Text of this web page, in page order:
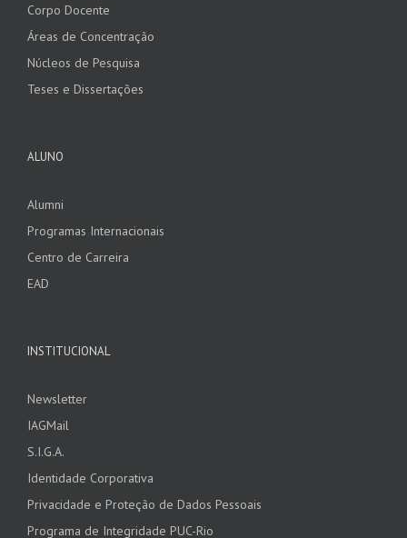
Corpo Docente
Áreas de Concentração
Núcleos de Pesquisa
Teses e Dissertações
ALUNO
Alumni
Programas Internacionais
Centro de Carreira
EAD
INSTITUCIONAL
Newsletter
IAGMail
S.I.G.A.
Identidade Corporativa
Privacidade e Proteção de Dados Pessoais
Programa de Integridade PUC-Rio